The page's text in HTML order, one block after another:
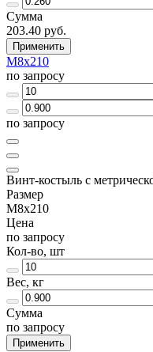
Сумма
203.40 руб.
Применить
М8х210
по запросу
по запросу
Винт-костыль с
Размер
М8х210
Цена
по запросу
Кол-во, шт
Вес, кг
Сумма
по запросу
Применить